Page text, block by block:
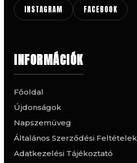
INSTAGRAM FACEBOOK
INFORMÁCIÓK
Főoldal
Újdonságok
Napszemüveg
Általános Szerződési Feltételek
Adatkezelési Tájékoztató